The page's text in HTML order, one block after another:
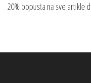
20% popusta na sve artikle